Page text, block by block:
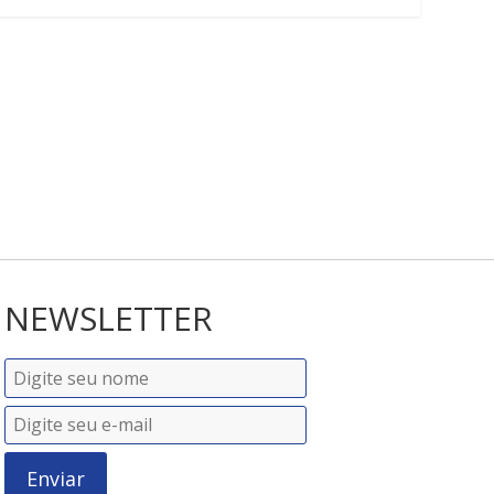
NEWSLETTER
Enviar